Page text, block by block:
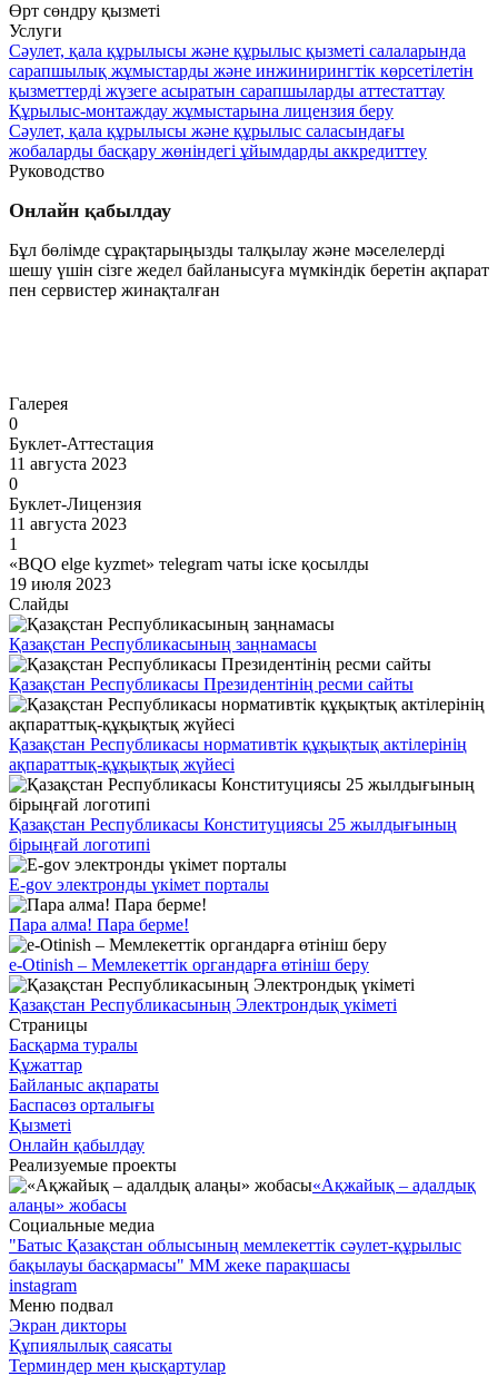
Өрт сөндру қызметі
Услуги
Сәулет, қала құрылысы және құрылыс қызметі салаларында
сарапшылық жұмыстарды және инжинирингтік көрсетілетін
қызметтерді жүзеге асыратын сарапшыларды аттестаттау
Құрылыс-монтаждау жұмыстарына лицензия беру
Сәулет, қала құрылысы және құрылыс саласындағы
жобаларды басқару жөніндегі ұйымдарды аккредиттеу
Руководство
Онлайн қабылдау
Бұл бөлімде сұрақтарыңызды талқылау және мәселелерді
шешу үшін сізге жедел байланысуға мүмкіндік беретін ақпарат
пен сервистер жинақталған
Галерея
0
Буклет-Аттестация
11 августа 2023
0
Буклет-Лицензия
11 августа 2023
1
«BQO elge kyzmet» тelegram чаты іске қосылды
19 июля 2023
Слайды
Қазақстан Республикасының заңнамасы
Қазақстан Республикасы Президентінің ресми сайты
Қазақстан Республикасы нормативтік құқықтық актілерінің
ақпараттық-құқықтық жүйесі
Қазақстан Республикасы Конституциясы 25 жылдығының
бірыңғай логотипі
E-gov электронды үкімет порталы
Пара алма! Пара берме!
e-Otinish – Мемлекеттік органдарға өтініш беру
Қазақстан Республикасының Электрондық үкіметі
Страницы
Басқарма туралы
Құжаттар
Байланыс ақпараты
Баспасөз орталығы
Қызметі
Онлайн қабылдау
Реализуемые проекты
«Ақжайық – адалдық
алаңы» жобасы
Социальные медиа
"Батыс Қазақстан облысының мемлекеттік сәулет-құрылыс
бақылауы басқармасы" ММ жеке парақшасы
instagram
Меню подвал
Экран дикторы
Құпиялылық саясаты
Терминдер мен қысқартулар